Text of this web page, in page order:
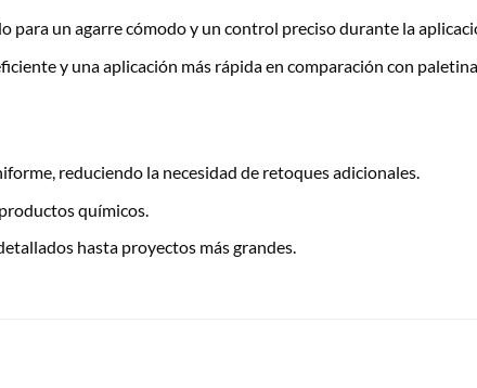
para un agarre cómodo y un control preciso durante la
y una aplicación más rápida en comparación con
reduciendo la necesidad de retoques adicionales.
químicos.
hasta proyectos más grandes.